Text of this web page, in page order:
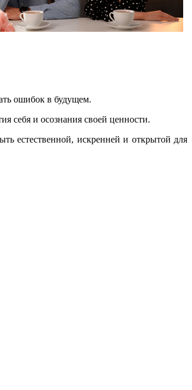
ошибок в будущем.
себя и осознания своей ценности.
естественной, искренней и открытой для